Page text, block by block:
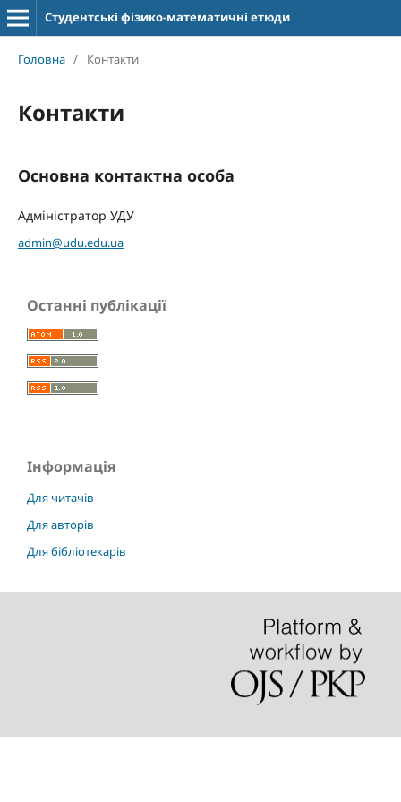
Студентські фізико-математичні етюди
Головна / Контакти
Контакти
Основна контактна особа
Адміністратор УДУ
admin@udu.edu.ua
Останні публікації
Інформація
Для читачів
Для авторів
Для бібліотекарів